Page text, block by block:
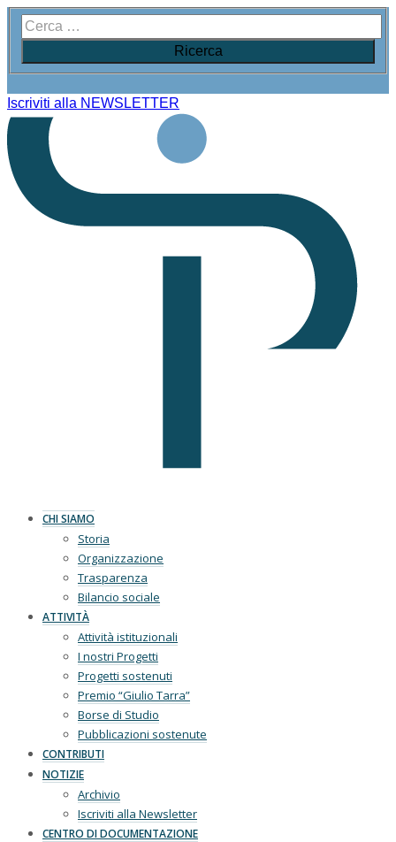
Iscriviti alla NEWSLETTER
CHI SIAMO
Storia
Organizzazione
Trasparenza
Bilancio sociale
ATTIVITÀ
Attività istituzionali
I nostri Progetti
Progetti sostenuti
Premio “Giulio Tarra”
Borse di Studio
Pubblicazioni sostenute
CONTRIBUTI
NOTIZIE
Archivio
Iscriviti alla Newsletter
CENTRO DI DOCUMENTAZIONE